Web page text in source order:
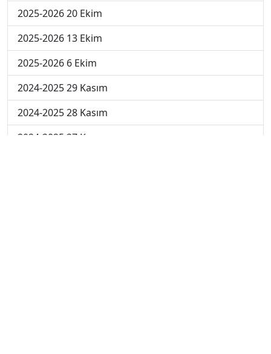
2025-2026 20 Ekim
2025-2026 13 Ekim
2025-2026 6 Ekim
2024-2025 29 Kasım
2024-2025 28 Kasım
2024-2025 27 Kasım